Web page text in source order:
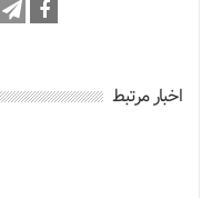
اخبار مرتبط